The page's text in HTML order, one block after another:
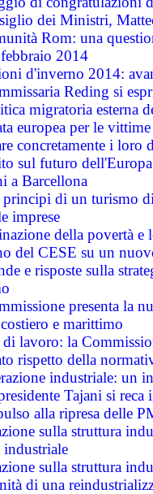
dei Ministri,
Rom: una
2014
d'inverno 2014:
Reding si
migratoria esterna
europea per le
concretamente i loro
sul futuro
a Barcellona
di un turismo
imprese
della povertà
del CESE su un
e risposte sulla
presenta la
e marittimo
di lavoro: la
rispetto della
industriale: un
Tajani si
alla ripresa delle
sulla struttura
industriale
sulla struttura
di una